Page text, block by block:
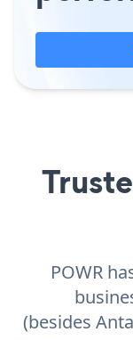
POWR
(besides